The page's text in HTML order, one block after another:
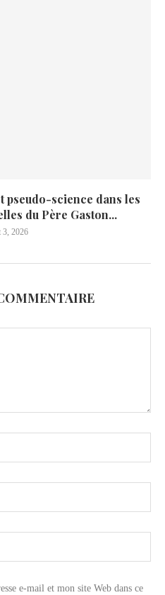
pseudo-science dans les
du Père Gaston...
3, 2026
e-mail et mon site Web dans ce